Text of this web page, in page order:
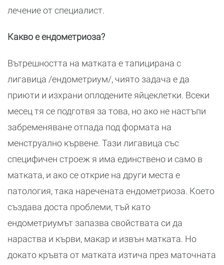
лечение от специалист.
Какво е ендометриоза?
Вътрешността на матката е тапицирана с
лигавица /ендометриум/, чиято задача е да
приюти и изхрани оплодените яйцеклетки. Всеки
месец тя се подготвя за това, но ако не настъпи
забременяване отпада под формата на
менструално кървене. Тази лигавица със
специфичен строеж я има единствено и само в
матката, и ако се открие на други места е
патология, така наречената ендометриоза. Което
създава доста проблеми, тъй като
ендометриумът запазва свойствата си да
нараства и кърви, макар и извън матката. Но
докато кръвта от матката изтича през маточната